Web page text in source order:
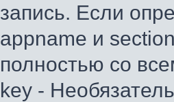
запись. Если
appname и
полностью со
key -